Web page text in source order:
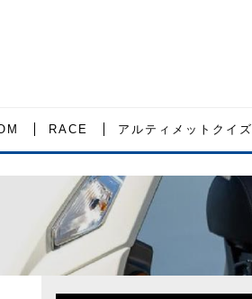
RACE アルティメットクイズ